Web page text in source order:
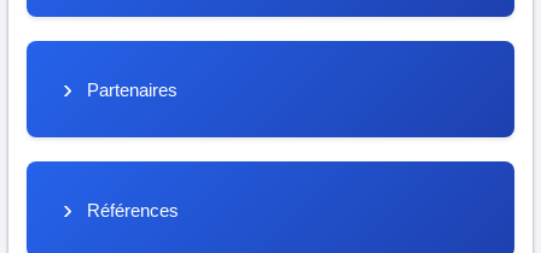
Partenaires
Références